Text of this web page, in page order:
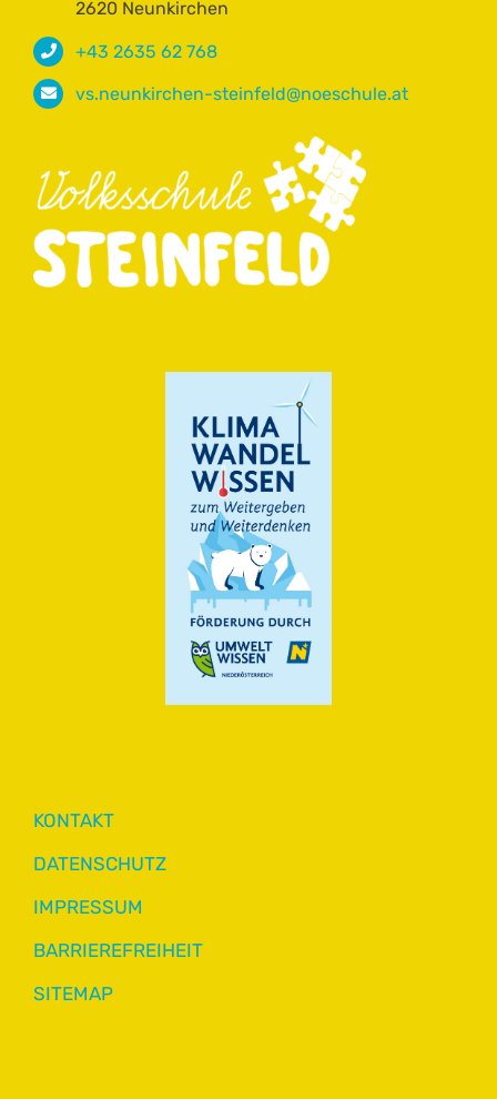
2620 Neunkirchen
+43 2635 62 768
vs.neunkirchen-steinfeld@noeschule.at
KONTAKT
DATENSCHUTZ
IMPRESSUM
BARRIEREFREIHEIT
SITEMAP